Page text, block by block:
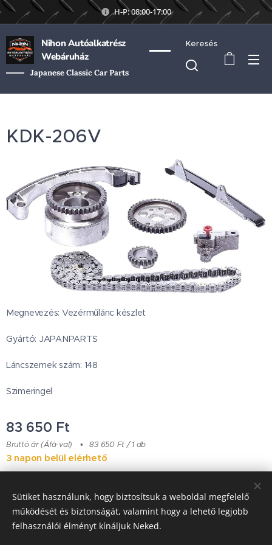
H-P: 08:00-17:00
Nihon Autóalkatrész
Webáruház
Japanese Classic Car Parts
Keresés
KDK-206V
Megnevezés: Vezérműlánc készlet
Gyártó: JAPANPARTS
Láncszemek szám: 148
Szimeringel
83 650 Ft
Bruttó ár (Áfá-val) 83 650 Ft / 1 db
3 napon belül elérhető
Japanese Classic Car Parts
Sütiket használunk, hogy biztosítsuk a weboldal megfelelő
működését és biztonságát, valamint hogy a lehető legjobb
felhasználói élményt kínáljuk Neked.